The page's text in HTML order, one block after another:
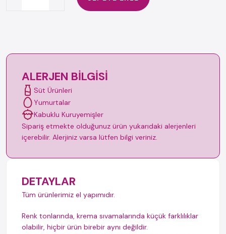
ALERJEN BILGISI
Süt Ürünleri
Yumurtalar
Kabuklu Kuruyemişler
Sipariş etmekte olduğunuz ürün yukarıdaki alerjenleri
içerebilir. Alerjiniz varsa lütfen bilgi veriniz.
DETAYLAR
Tüm ürünlerimiz el yapımıdır.
Renk tonlarında, krema sıvamalarında küçük farklılıklar
olabilir, hiçbir ürün birebir aynı değildir.